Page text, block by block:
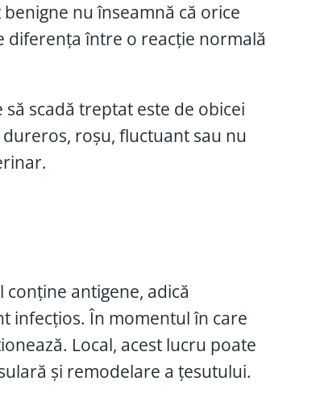
nu înseamnă că orice
diferența între o reacție normală
scadă treptat este de obicei
roșu, fluctuant sau nu
conține antigene, adică
infecțios. În momentul în care
Local, acest lucru poate
și remodelare a țesutului.